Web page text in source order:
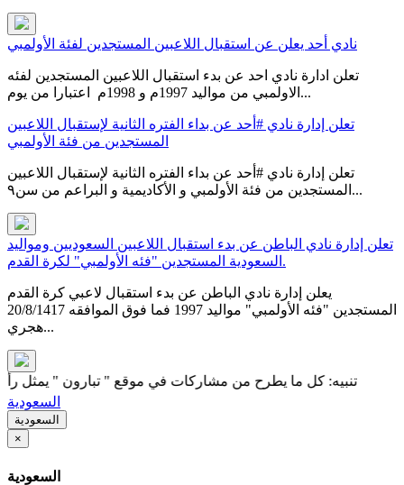
نادي أحد يعلن عن استقبال اللاعبين المستجدين لفئة الأولمبي
تعلن ادارة نادي احد عن بدء استقبال اللاعبين المستجدين لفئه
الاولمبي من مواليد 1997م و 1998م اعتبارا من يوم...
تعلن إدارة نادي #أحد عن بداء الفتره الثانية لإستقبال اللاعبين
المستجدين من فئة الأولمبي
تعلن إدارة نادي #أحد عن بداء الفتره الثانية لإستقبال اللاعبين
المستجدين من فئة الأولمبي و الأكاديمية و البراعم من سن٩...
تعلن إدارة نادي الباطن عن بدء استقبال اللاعبين السعوديين ومواليد
السعودية المستجدين "فئه الأولمبي" لكرة القدم.
يعلن إدارة نادي الباطن عن بدء استقبال لاعبي كرة القدم
المستجدين "فئه الأولمبي" مواليد 1997 فما فوق الموافقه 20/8/1417
هجري...
تنبيه: كل ما يطرح من مشاركات في موقع " تبارون " يمثل رأي كاتبه
السعودية
السعودية
×
السعودية